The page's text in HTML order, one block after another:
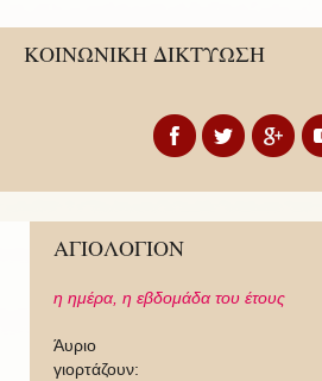
ΚΟΙΝΩΝΙΚΗ ΔΙΚΤΥΩΣΗ
ΑΓΙΟΛΟΓΙΟΝ
η ημέρα, η εβδομάδα του έτους
Άυριο
γιορτάζουν: